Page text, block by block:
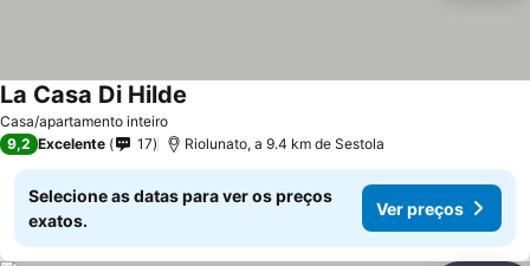
Casa/apartamento inteiro
La Casa Di Hilde
9,2 Excelente 17 Riolunato, a 9.4 km de Sestola
Selecione as datas para ver os preços
exatos.
Ver preços